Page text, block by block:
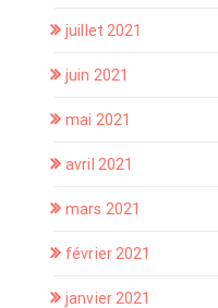
juillet 2021
juin 2021
mai 2021
avril 2021
mars 2021
février 2021
janvier 2021